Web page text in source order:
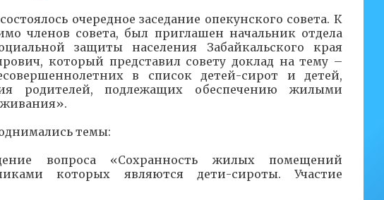
очередное заседание опекунского совета. К
членов совета, был приглашен начальник отдела
защиты населения Забайкальского края
который представил совету доклад на тему –
в список детей-сирот и детей,
родителей, подлежащих обеспечению жилыми
темы:
вопроса «Сохранность жилых помещений
которых являются дети-сироты. Участие